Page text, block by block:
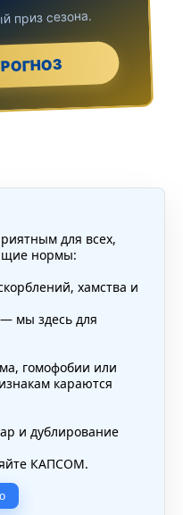
приз сезона.
для всех,
нормы:
хамства и
мы здесь для
гомофобии или
караются
и дублирование
КАПСОМ.
— свои или чужие